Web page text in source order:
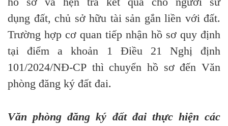
dụng đất, chủ sở hữu tài sản gắn liền với đất.
Trường hợp cơ quan tiếp nhận hồ sơ quy định
tạiđiểm a khoản 1 Điều 21 Nghị định
101/2024/NĐ-CP thì chuyển hồ sơđến Văn
phòng đăng ký đất đai.
Văn phòng đăng ký đất đai thực hiện các